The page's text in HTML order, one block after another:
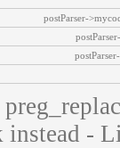
postParser-
instead -